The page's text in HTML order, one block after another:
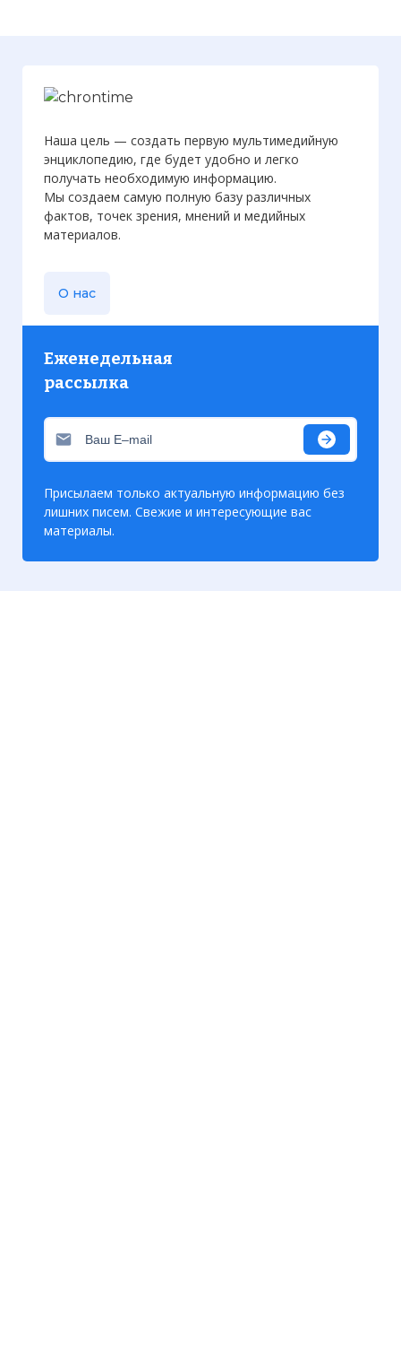
Наша цель — создать первую мультимедийную
энциклопедию, где будет удобно и легко
получать необходимую информацию.
Мы создаем самую полную базу различных
фактов, точек зрения, мнений и медийных
материалов.
О нас
Еженедельная
рассылка
Присылаем только актуальную информацию без
лишних писем. Свежие и интересующие вас
материалы.